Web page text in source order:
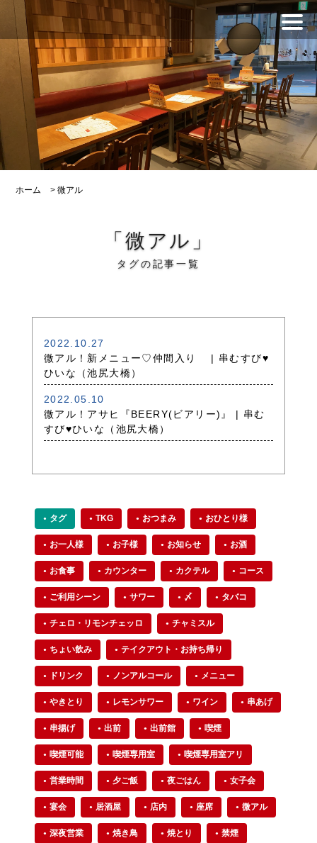
ホーム >微アル
「微アル」
タグの記事一覧
2022.10.27
微アル！新メニュー♡仲間入り | 串むすび♥
ひいな（池尻大橋）
2022.05.10
微アル！アサヒ『BEERY(ビアリー)』 | 串む
すび♥ひいな（池尻大橋）
タグ TKG おつまみ おひとり様
お一人様 お子様 お知らせ お酒
お食事 カウンター カクテル コース
ご利用シーン サワー 〆 タバコ
チェロ・リモンチェッロ チャミスル
ちょい飲み テイクアウト・お持ち帰り
ドリンク ノンアルコール メニュー
やきとり レモンサワー ワイン 串あげ
串揚げ 出前 出前館 喫煙
喫煙可能 喫煙専用室 喫煙専用室アリ
営業時間 夕ご飯 夜ごはん 女子会
宴会 居酒屋 店内 座席 微アル
深夜営業 焼き鳥 焼とり 禁煙